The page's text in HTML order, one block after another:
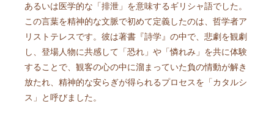
あるいは医学的な「排泄」を意味するギリシャ語でした。
この言葉を精神的な文脈で初めて定義したのは、哲学者ア
リストテレスです。彼は著書『詩学』の中で、悲劇を観劇
し、登場人物に共感して「恐れ」や「憐れみ」を共に体験
することで、観客の心の中に溜まっていた負の情動が解き
放たれ、精神的な安らぎが得られるプロセスを「カタルシ
ス」と呼びました。